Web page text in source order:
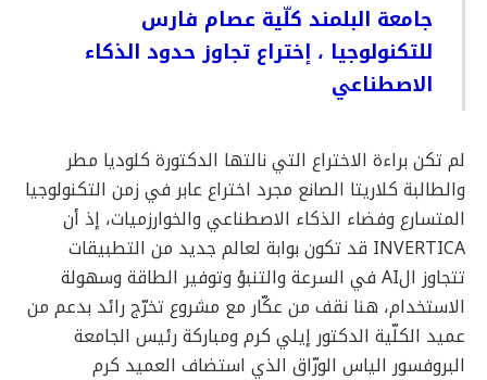
جامعة البلمند كلّية عصام فارس
للتكنولوجيا ، إختراع تجاوز حدود الذكاء
الاصطناعي
لم تكن براءة الاختراع التي نالتها الدكتورة كلوديا مطر
والطالبة كلاريتا الصانع مجرد اختراع عابر في زمن التكنولوجيا
المتسارع وفضاء الذكاء الاصطناعي والخوارزميات، إذ أن
INVERTICA قد تكون بوابة لعالم جديد من التطبيقات
تتجاوز الAI في السرعة والتنبؤ وتوفير الطاقة وسهولة
الاستخدام، هنا نقف من عكّار مع مشروع تخرّج رائد بدعم من
عميد الكلّية الدكتور إيلي كرم ومباركة رئيس الجامعة
البروفسور الياس الورّاق الذي استضاف العميد كرم